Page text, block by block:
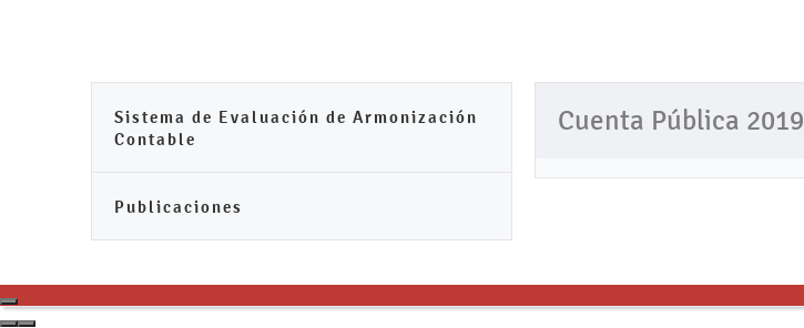
Sistema de Evaluación de Armonización
Contable
Publicaciones
Cuenta Pública 2019